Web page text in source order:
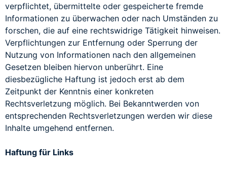
verpflichtet, übermittelte oder gespeicherte fremde
Informationen zu überwachen oder nach Umständen zu
forschen, die auf eine rechtswidrige Tätigkeit hinweisen.
Verpflichtungen zur Entfernung oder Sperrung der
Nutzung von Informationen nach den allgemeinen
Gesetzen bleiben hiervon unberührt. Eine
diesbezügliche Haftung ist jedoch erst ab dem
Zeitpunkt der Kenntnis einer konkreten
Rechtsverletzung möglich. Bei Bekanntwerden von
entsprechenden Rechtsverletzungen werden wir diese
Inhalte umgehend entfernen.
Haftung für Links